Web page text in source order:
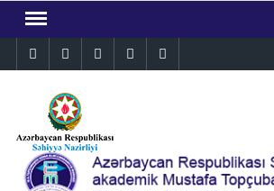
contentInstagramFacebookLinkedinTwitterYouTube